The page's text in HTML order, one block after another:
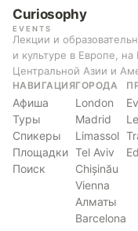
Curiosophy
EVENTS
Лекции и
и культуре в Европе,
Центральной Азии и
НАВИГАЦИЯ
Афиша
Туры
Спикеры
Площадки
Поиск
ГОРОДА
London
Madrid
Limassol
Tel Aviv
Chișinău
Vienna
Алматы
Barcelona